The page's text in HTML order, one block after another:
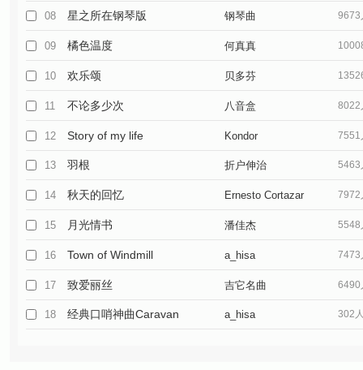
08 星之所在钢琴版 钢琴曲 9673
09 橘色温度 何真真
10 欢乐颂 贝多芬
11 不论多少次 八音盒 8022
12 Story of my life Kondor 7551
13 羽根 折户伸治 5463
14 秋天的回忆 Ernesto Cortazar 7972
15 月光情书 潘佳杰 5548
16 Town of Windmill a_hisa 7473
17 致爱丽丝 吉它名曲 6490
18 经典口哨神曲Caravan a_hisa 302